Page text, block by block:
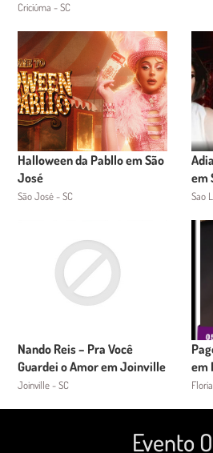
Criciúma - SC
Halloween da Pabllo em São
José
São José - SC
em
Sao
Nando Reis – Pra Você
Guardei o Amor em Joinville
Joinville - SC
em
Evento